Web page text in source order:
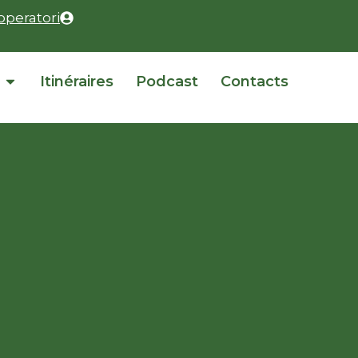
Itinéraires Podcast Contacts